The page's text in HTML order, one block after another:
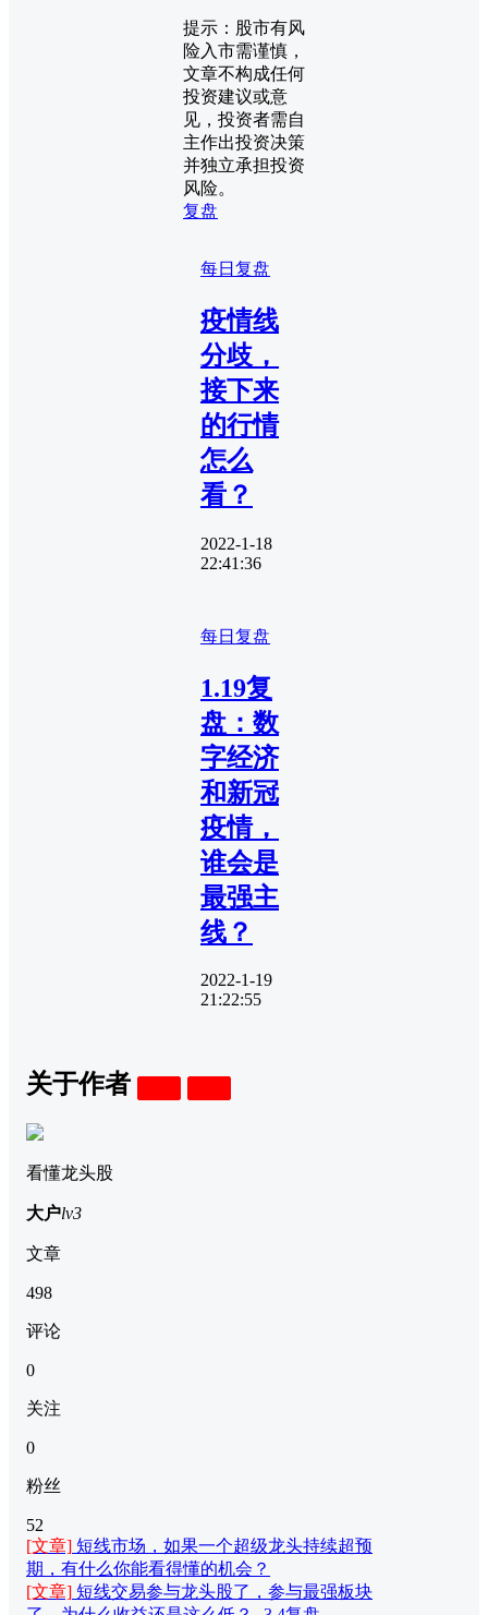
提示：股市有风
险入市需谨慎，
文章不构成任何
投资建议或意
见，投资者需自
主作出投资决策
并独立承担投资
风险。
复盘
每日复盘
疫情线
分歧，
接下来
的行情
怎么
看？
2022-1-18
22:41:36
每日复盘
1.19复
盘：数
字经济
和新冠
疫情，
谁会是
最强主
线？
2022-1-19
21:22:55
关于作者
看懂龙头股
大户lv3
文章
498
评论
0
关注
0
粉丝
52
[文章] 短线市场，如果一个超级龙头持续超预
期，有什么你能看得懂的机会？
[文章] 短线交易参与龙头股了，参与最强板块